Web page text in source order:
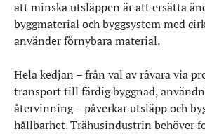
att minska utsläppen är att ersätta
byggmaterial och byggsystem med
använder förnybara material.
Hela kedjan – från val av råvara via
transport till färdig byggnad,
återvinning – påverkar utsläpp och
hållbarhet. Trähusindustrin behöver